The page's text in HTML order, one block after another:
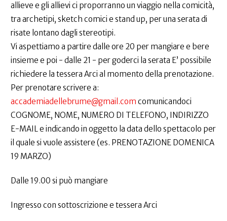
allieve e gli allievi ci proporranno un viaggio nella comicità,
tra archetipi, sketch comici e stand up, per una serata di
risate lontano dagli stereotipi.
Vi aspettiamo a partire dalle ore 20 per mangiare e bere
insieme e poi - dalle 21 - per goderci la serata E’ possibile
richiedere la tessera Arci al momento della prenotazione.
Per prenotare scrivere a:
accademiadellebrume@gmail.com comunicandoci
COGNOME, NOME, NUMERO DI TELEFONO, INDIRIZZO
E-MAIL e indicando in oggetto la data dello spettacolo per
il quale si vuole assistere (es. PRENOTAZIONE DOMENICA
19 MARZO)
Dalle 19.00 si può mangiare
Ingresso con sottoscrizione e tessera Arci